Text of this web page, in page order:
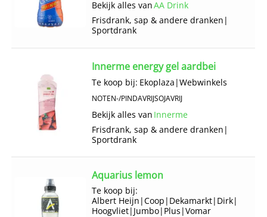
Bekijk alles vanAA Drink
Frisdrank, sap & andere dranken |
Sportdrank
Innerme energy gel aardbei
Te koop bij: Ekoplaza |Webwinkels
NOTEN-/PINDAVRIJSOJAVRIJ
Bekijk alles van Innerme
Frisdrank, sap & andere dranken |
Sportdrank
Aquarius lemon
Te koop bij:
Albert Heijn |Coop | Dekamarkt| Dirk|
Hoogvliet| Jumbo| Plus |Vomar